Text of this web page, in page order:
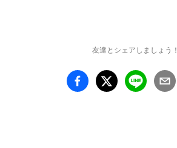
友達とシェアしましょう！